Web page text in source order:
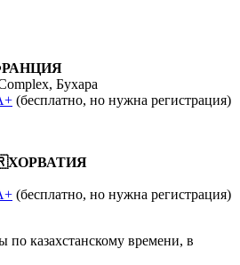
Бухара
(бесплатно, но нужна регистрация)
(бесплатно, но нужна регистрация)
по казахстанскому времени, в